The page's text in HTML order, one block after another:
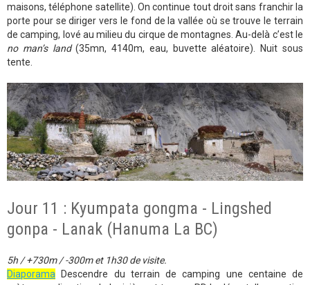
maisons, téléphone satellite). On continue tout droit sans franchir la
porte pour se diriger vers le fond de la vallée où se trouve le terrain
de camping, lové au milieu du cirque de montagnes. Au-delà c’est le
no man’s land(35mn, 4140m, eau, buvette aléatoire). Nuit sous
tente.
Jour 11 : Kyumpata gongma - Lingshed
gonpa - Lanak (Hanuma La BC)
5h / +730m / -300m et 1h30 de visite.
Diaporama Descendre du terrain de camping une centaine de